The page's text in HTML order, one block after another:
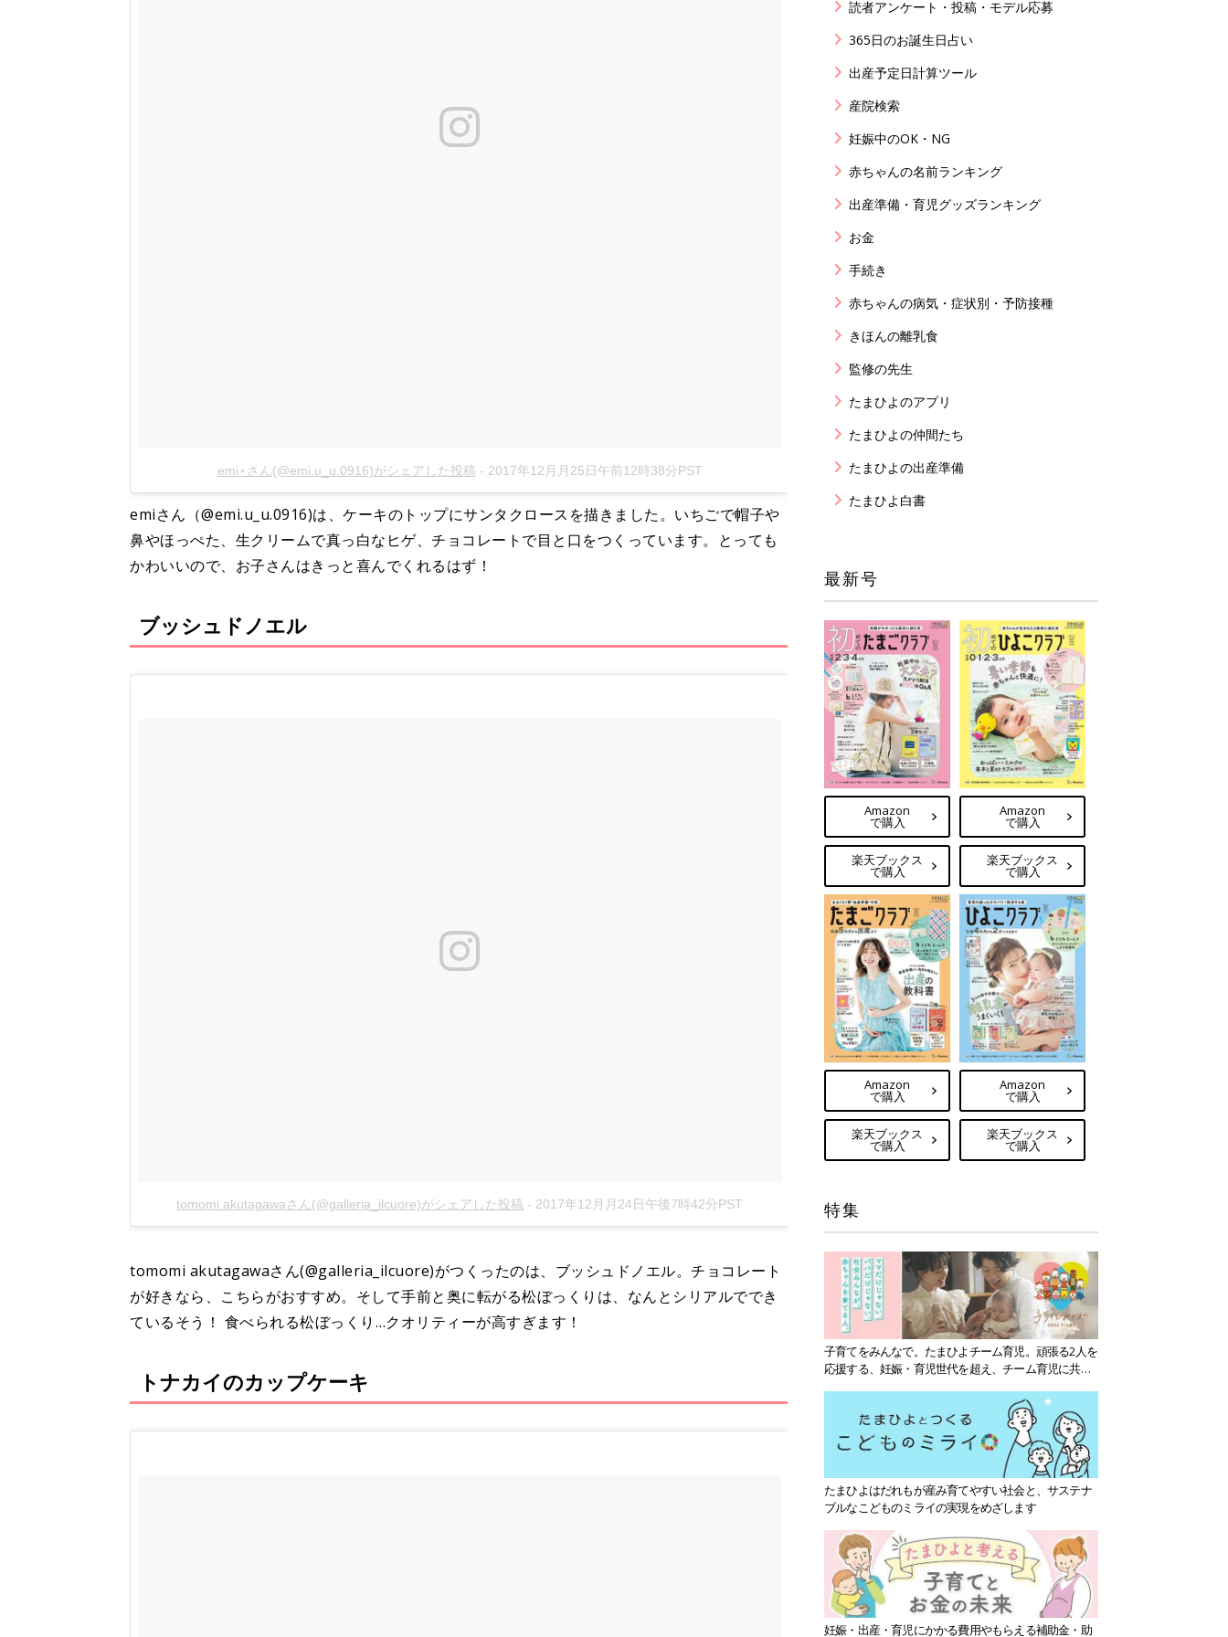
emi⋆さん(@emi.u_u.0916)がシェアした投稿 - 2017年12月月25日午前12時38分PST
emiさん（@emi.u_u.0916)は、ケーキのトップにサンタクロースを描きました。いちごで帽子や
鼻やほっぺた、生クリームで真っ白なヒゲ、チョコレートで目と口をつくっています。とっても
かわいいので、お子さんはきっと喜んでくれるはず！
ブッシュドノエル
tomomi akutagawaさん(@galleria_ilcuore)がシェアした投稿 - 2017年12月月24日午後7時42分PST
tomomi akutagawaさん(@galleria_ilcuore)がつくったのは、ブッシュドノエル。チョコレート
が好きなら、こちらがおすすめ。そして手前と奥に転がる松ぼっくりは、なんとシリアルででき
ているそう！ 食べられる松ぼっくり…クオリティーが高すぎます！
トナカイのカップケーキ
読者アンケート・投稿・モデル応募
365日のお誕生日占い
出産予定日計算ツール
産院検索
妊娠中のOK・NG
赤ちゃんの名前ランキング
出産準備・育児グッズランキング
お金
手続き
赤ちゃんの病気・症状別・予防接種
きほんの離乳食
監修の先生
たまひよのアプリ
たまひよの仲間たち
たまひよの出産準備
たまひよ白書
最新号
Amazon
で購入
楽天ブックス
で購入
Amazon
で購入
楽天ブックス
で購入
Amazon
で購入
楽天ブックス
で購入
Amazon
で購入
楽天ブックス
で購入
特集
子育てをみんなで。たまひよチーム育児。頑張る2人を
応援する、妊娠・育児世代を超え、チーム育児に共感
たまひよはだれもが産み育てやすい社会と、サステナ
ブルなこどものミライの実現をめざします
妊娠・出産・育児にかかる費用やもらえる補助金・助